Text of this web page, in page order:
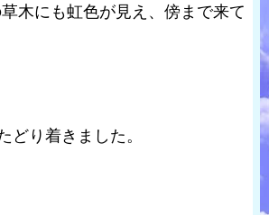
木にも虹色が見え、傍まで来て
り着きました。